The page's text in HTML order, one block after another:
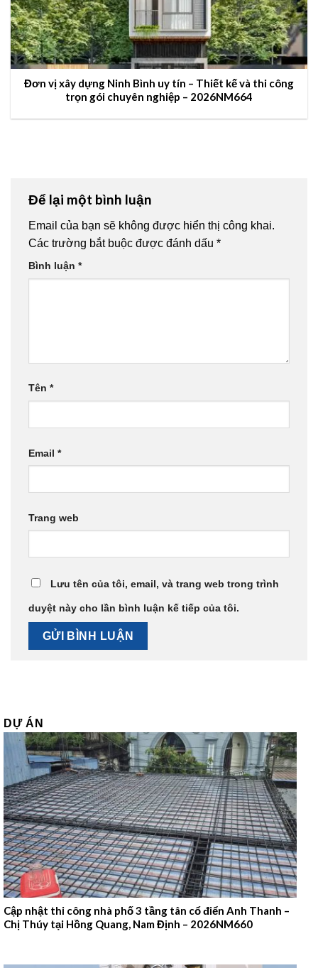
Đơn vị xây dựng Ninh Bình uy tín – Thiết kế và thi công
trọn gói chuyên nghiệp – 2026NM664
Để lại một bình luận
Email của bạn sẽ không được hiển thị công khai.
Các trường bắt buộc được đánh dấu *
Bình luận *
Tên *
Email *
Trang web
Lưu tên của tôi, email, và trang web trong trình
duyệt này cho lần bình luận kế tiếp của tôi.
DỰ ÁN
Cập nhật thi công nhà phố 3 tầng tân cổ điển Anh Thanh –
Chị Thúy tại Hồng Quang, Nam Định – 2026NM660